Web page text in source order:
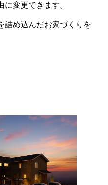
に変更できます。
詰め込んだお家づくりを